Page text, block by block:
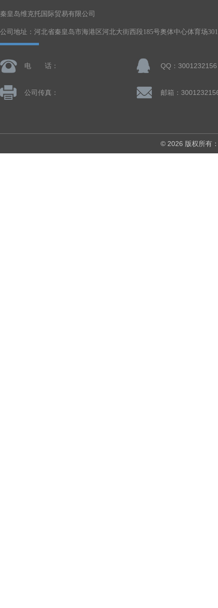
秦皇岛维克托国际贸易有限公司
公司地址：河北省秦皇岛市海港区河北大街西段185号奥体中心体育场
电 话： QQ：3001232156
公司传真： 邮箱：
© 2026 版权所有